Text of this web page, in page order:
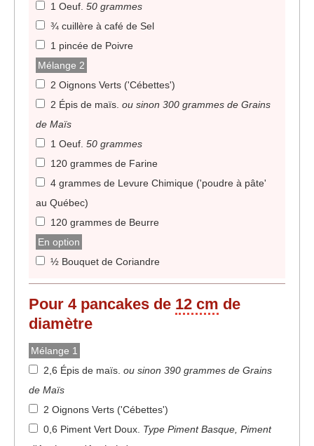
1 Oeuf. 50 grammes
¾ cuillère à café de Sel
1 pincée de Poivre
Mélange 2
2 Oignons Verts ('Cébettes')
2 Épis de maïs. ou sinon 300 grammes de Grains
de Maïs
1 Oeuf. 50 grammes
120 grammes de Farine
4 grammes de Levure Chimique ('poudre à pâte'
au Québec)
120 grammes de Beurre
En option
½ Bouquet de Coriandre
Pour 4pancakes de 12 cm de
diamètre
Mélange 1
2,6 Épis de maïs. ou sinon 390 grammes de Grains
de Maïs
2 Oignons Verts ('Cébettes')
0,6 Piment Vert Doux. Type Piment Basque, Piment